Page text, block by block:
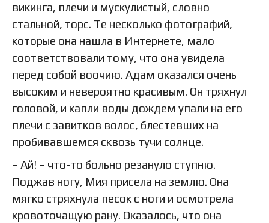
викинга, плечи и мускулистый, словно
стальной, торс. Те несколько фотографий,
которые она нашла в Интернете, мало
соответствовали тому, что она увидела
перед собой воочию. Адам оказался очень
высоким и невероятно красивым. Он тряхнул
головой, и капли воды дождем упали на его
плечи с завитков волос, блестевших на
пробивавшемся сквозь тучи солнце.
– Ай! – что-то больно резануло ступню.
Поджав ногу, Мия присела на землю. Она
мягко стряхнула песок с ноги и осмотрела
кровоточащую рану. Оказалось, что она